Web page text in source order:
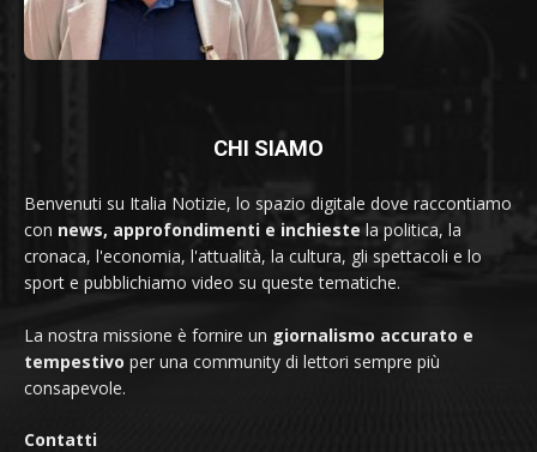
CHI SIAMO
Benvenuti su Italia Notizie, lo spazio digitale dove raccontiamo
con news, approfondimenti e inchieste la politica, la
cronaca, l'economia, l'attualità, la cultura, gli spettacoli e lo
sport e pubblichiamo video su queste tematiche.
La nostra missione è fornire un giornalismo accurato e
tempestivo per una community di lettori sempre più
consapevole.
Contatti